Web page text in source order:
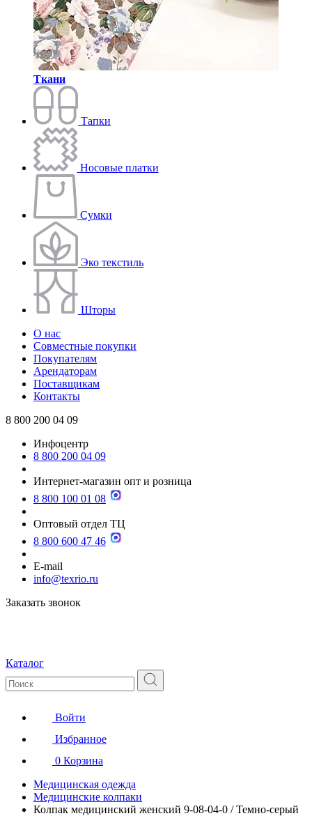
Ткани
Тапки
Носовые платки
Сумки
Эко текстиль
Шторы
О нас
Совместные покупки
Покупателям
Арендаторам
Поставщикам
Контакты
8 800 200 04 09
Инфоцентр
8 800 200 04 09
Интернет-магазин опт и розница
8 800 100 01 08
Оптовый отдел ТЦ
8 800 600 47 46
E-mail
info@texrio.ru
Заказать звонок
Каталог
Войти
Избранное
0 Корзина
Медицинская одежда
Медицинские колпаки
Колпак медицинский женский 9-08-04-0 / Темно-серый